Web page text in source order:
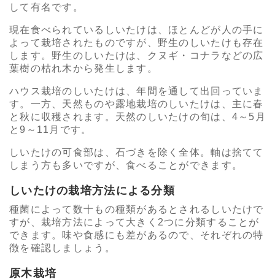
して有名です。
現在食べられているしいたけは、ほとんどが人の手に
よって栽培されたものですが、野生のしいたけも存在
します。野生のしいたけは、クヌギ・コナラなどの広
葉樹の枯れ木から発生します。
ハウス栽培のしいたけは、年間を通して出回っていま
す。一方、天然ものや露地栽培のしいたけは、主に春
と秋に収穫されます。天然のしいたけの旬は、4～5月
と9～11月です。
しいたけの可食部は、石づきを除く全体。軸は捨てて
しまう方も多いですが、食べることができます。
しいたけの栽培方法による分類
種菌によって数十もの種類があるとされるしいたけで
すが、栽培方法によって大きく2つに分類することが
できます。味や食感にも差があるので、それぞれの特
徴を確認しましょう。
原木栽培